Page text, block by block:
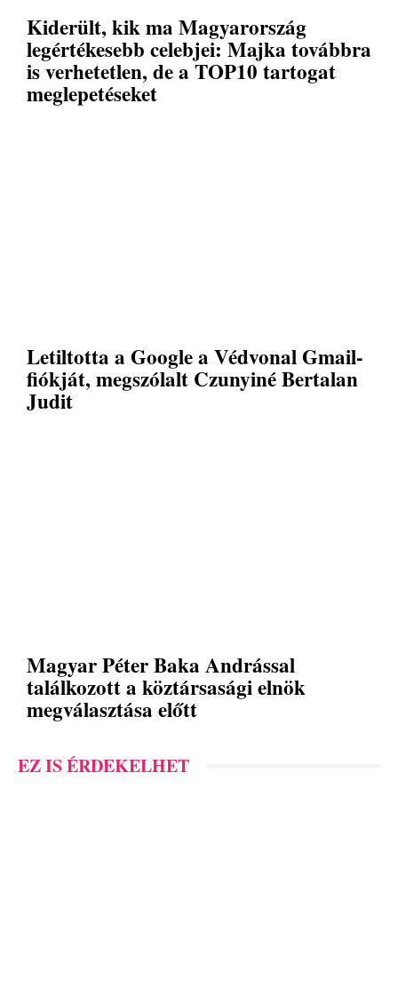
Kiderült, kik ma Magyarország
legértékesebb celebjei: Majka továbbra
is verhetetlen, de a TOP10 tartogat
meglepetéseket
Letiltotta a Google a Védvonal Gmail-
fiókját, megszólalt Czunyiné Bertalan
Judit
Magyar Péter Baka Andrással
találkozott a köztársasági elnök
megválasztása előtt
EZ IS ÉRDEKELHET